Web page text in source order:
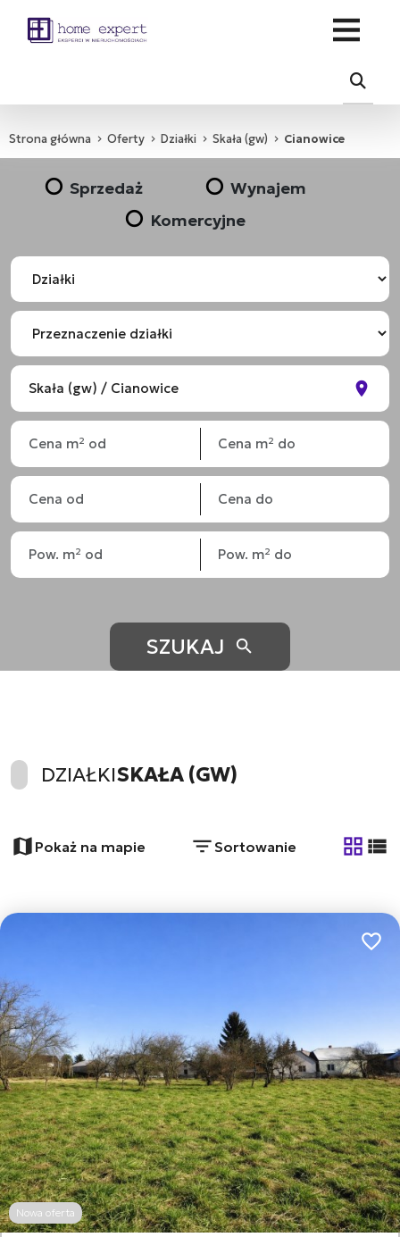
Strona główna Oferty Działki Skała (gw) Cianowice
Sprzedaż
Wynajem
Komercyjne
SZUKAJ
DZIAŁKISKAŁA (GW)
Pokaż na mapie Sortowanie
tabela
Nowa oferta